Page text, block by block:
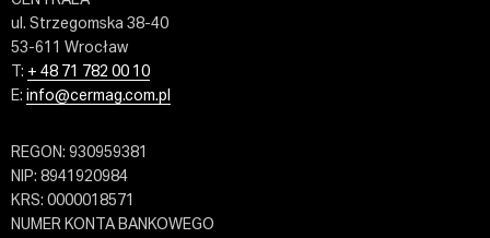
ul. Strzegomska 38-40
53-611 Wrocław
T: + 48 71 782 00 10
E: info@cermag.com.pl
REGON: 930959381
NIP: 8941920984
KRS: 0000018571
NUMER KONTA BANKOWEGO